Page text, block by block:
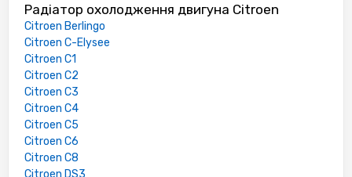
Радіатор охолодження двигуна Citroen
Citroen Berlingo
Citroen C-Elysee
Citroen C1
Citroen C2
Citroen C3
Citroen C4
Citroen C5
Citroen C6
Citroen C8
Citroen DS3